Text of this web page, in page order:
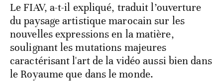
Le FIAV, a-t-il expliqué, traduit l’ouverture
du paysage artistique marocain sur les
nouvelles expressions en la matière,
soulignant les mutations majeures
caractérisant l'art de la vidéo aussi bien dans
le Royaume que dans le monde.